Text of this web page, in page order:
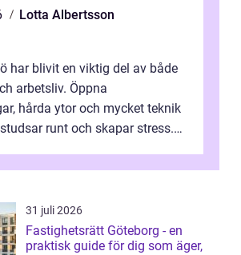
Lotta Albertsson
har blivit en viktig del av både
arbetsliv. Öppna
hårda ytor och mycket teknik
runt och skapar stress.
31 juli 2026
Fastighetsrätt Göteborg - en
praktisk guide för dig som äger,